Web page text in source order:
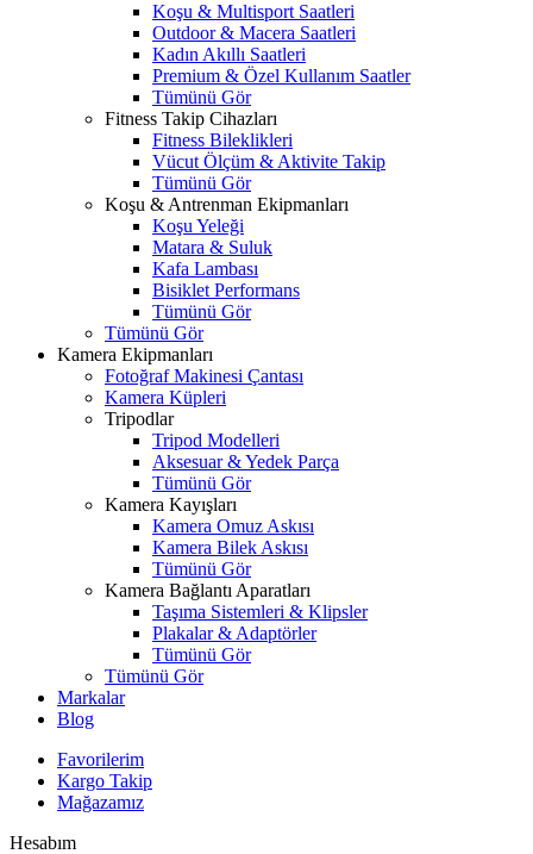
Koşu & Multisport Saatleri
Outdoor & Macera Saatleri
Kadın Akıllı Saatleri
Premium & Özel Kullanım Saatler
Tümünü Gör
Fitness Takip Cihazları
Fitness Bileklikleri
Vücut Ölçüm & Aktivite Takip
Tümünü Gör
Koşu & Antrenman Ekipmanları
Koşu Yeleği
Matara & Suluk
Kafa Lambası
Bisiklet Performans
Tümünü Gör
Tümünü Gör
Kamera Ekipmanları
Fotoğraf Makinesi Çantası
Kamera Küpleri
Tripodlar
Tripod Modelleri
Aksesuar & Yedek Parça
Tümünü Gör
Kamera Kayışları
Kamera Omuz Askısı
Kamera Bilek Askısı
Tümünü Gör
Kamera Bağlantı Aparatları
Taşıma Sistemleri & Klipsler
Plakalar & Adaptörler
Tümünü Gör
Tümünü Gör
Markalar
Blog
Favorilerim
Kargo Takip
Mağazamız
Hesabım